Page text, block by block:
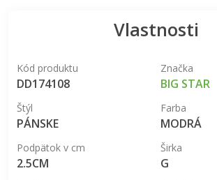
Vlastnosti
Kód produktu
DD174108
Značka
BIG STAR
Štýl
PÁNSKE
Farba
MODRÁ
Podpätok v cm
2.5CM
Širka
G